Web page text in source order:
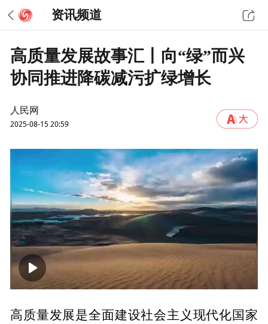
资讯频道
高质量发展故事汇丨向“绿”而兴
协同推进降碳减污扩绿增长
人民网
2025-08-15 20:59
00:00 24:05
高质量发展是全面建设社会主义现代化国家